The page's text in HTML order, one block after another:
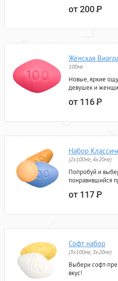
от 200Р
Женская
100мг
Новые, яркие
девушек и
от 116Р
Набор
(2x100мг, 4x20мг)
Попробуй и
понравившийся
от 117Р
Софт набор
(3x100мг, 3x20мг)
Выбери софт-
вкус!